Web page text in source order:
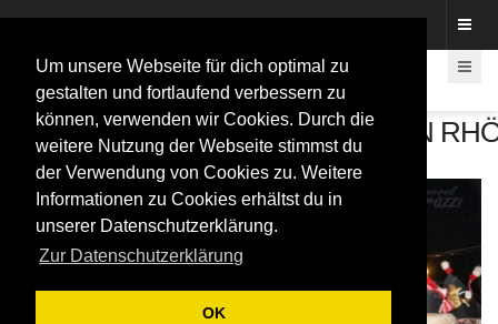
Um unsere Webseite für dich optimal zu
gestalten und fortlaufend verbessern zu
können, verwenden wir Cookies. Durch die
weitere Nutzung der Webseite stimmst du
der Verwendung von Cookies zu. Weitere
Informationen zu Cookies erhältst du in
unserer Datenschutzerklärung.
Zur Datenschutzerklärung
OK
VERANSTALTUNGEN/PARTYS IN